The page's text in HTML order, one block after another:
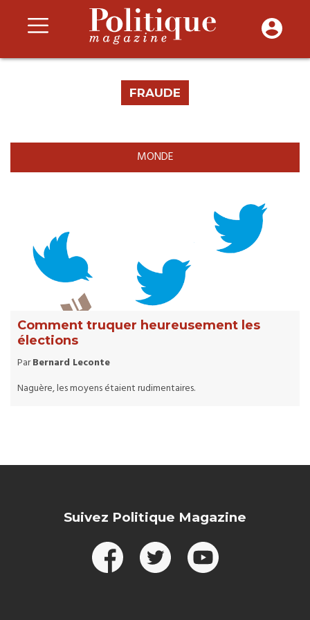
FRAUDE
MONDE
Comment truquer heureusement les
élections
ParBernard Leconte
Naguère, les moyens étaient rudimentaires.
Suivez Politique Magazine